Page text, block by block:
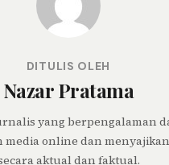
DITULIS OLEH
Nazar Pratama
yang berpengalaman
media online dan
aktual dan faktual.